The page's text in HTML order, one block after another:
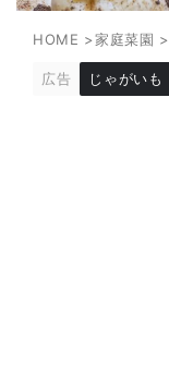
HOME >家庭菜園 >
広告 じゃがいも